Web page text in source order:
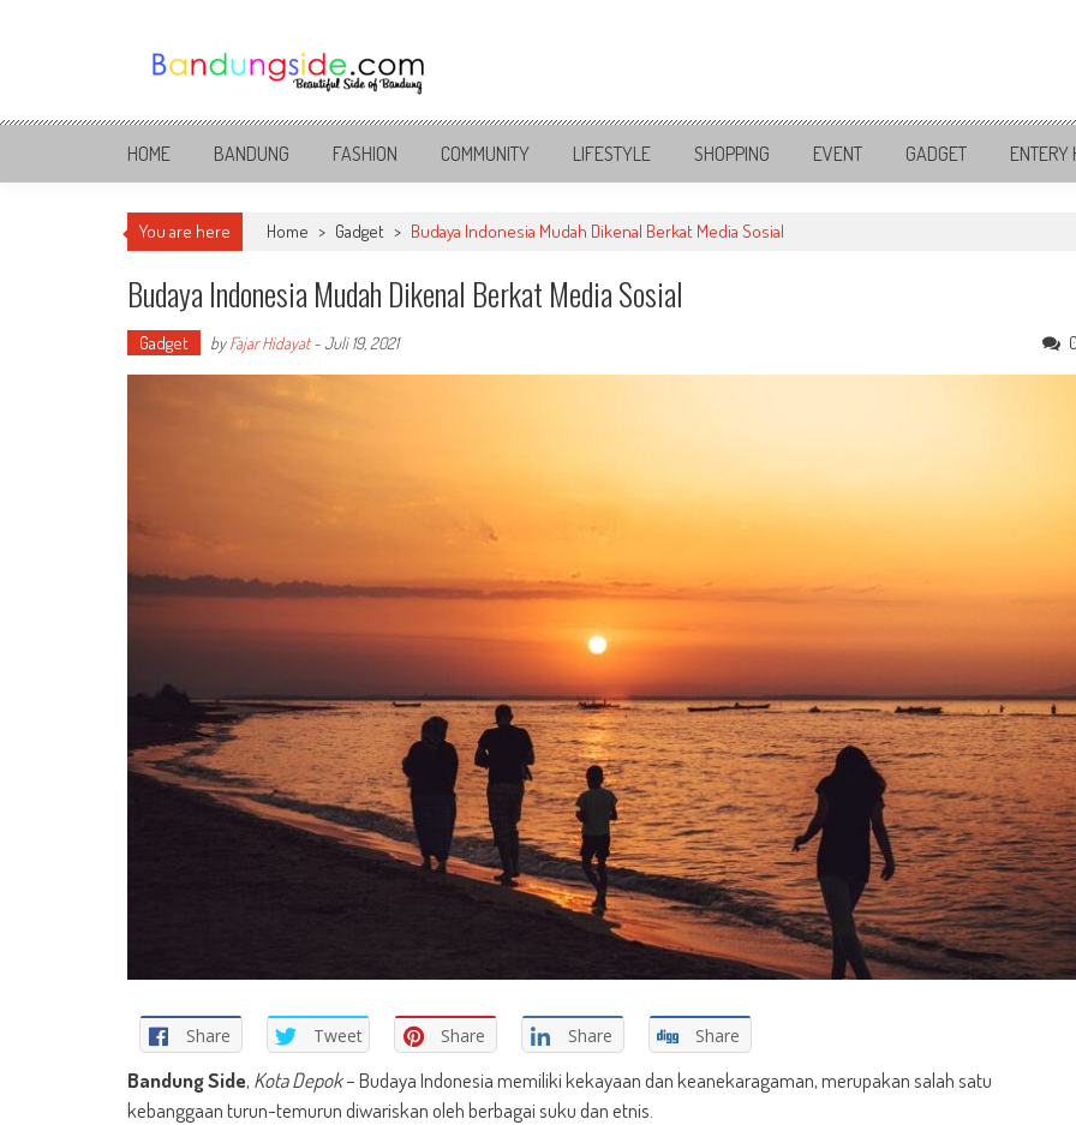
Bandung Side
Sisi Cantik Bandung
HOME BANDUNG FASHION COMMUNITY LIFESTYLE SHOPPING EVENT GADGET ENTERY
You are here Home > Gadget > Budaya Indonesia Mudah Dikenal Berkat Media Sosial
Budaya Indonesia Mudah Dikenal Berkat Media Sosial
Gadget byFajar Hidayat-Juli 19, 2021
Share Tweet Share Share Share
Bandung Side, Kota Depok– Budaya Indonesia memiliki kekayaan dan keanekaragaman, merupakan salah satu
kebanggaan turun-temurun diwariskan oleh berbagai suku dan etnis.